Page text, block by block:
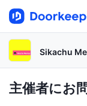
Sikachu
主催者にお